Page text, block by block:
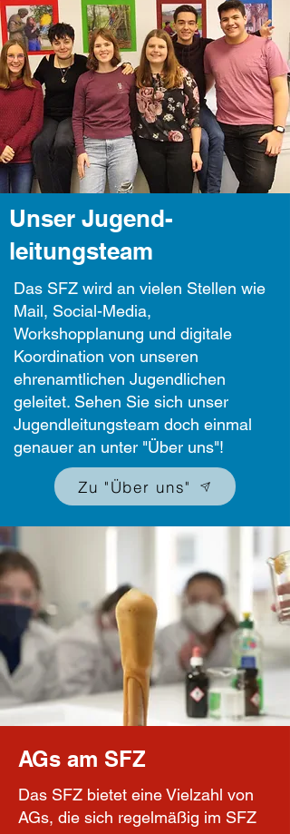
Unser Jugend-
leitungsteam
Das SFZ wird an vielen Stellen wie
Mail, Social-Media,
Workshopplanung und digitale
Koordination von unseren
ehrenamtlichen Jugendlichen
geleitet. Sehen Sie sich unser
Jugendleitungsteam doch einmal
genauer an unter "Über uns"!
Zu "Über uns"
AGs am SFZ
Das SFZ bietet eine Vielzahl von
AGs, die sich regelmäßig im SFZ